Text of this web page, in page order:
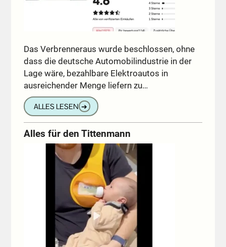
Das Verbrenneraus wurde beschlossen, ohne
dass die deutsche Automobilindustrie in der
Lage wäre, bezahlbare Elektroautos in
ausreichender Menge liefern zu…
ALLES LESEN ➔
Alles für den Tittenmann